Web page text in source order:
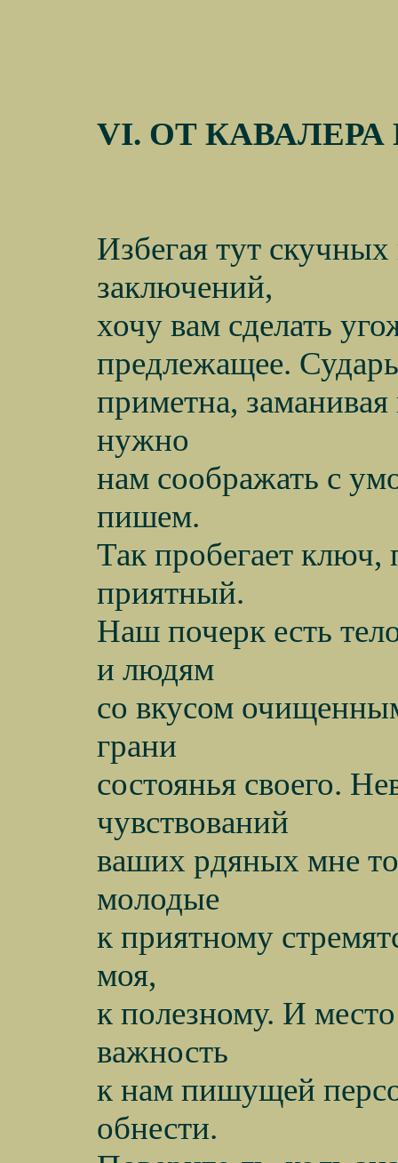
VI. ОТ КАВАЛЕРА
Избегая тут
заключений,
хочу вам сделать
предлежащее.
приметна,
нужно
нам соображать с
пишем.
Так пробегает ключ,
приятный.
Наш почерк есть
и людям
со вкусом
грани
состоянья своего.
чувствований
ваших рдяных мне
молодые
к приятному
моя,
к полезному. И
важность
к нам пишущей
обнести.